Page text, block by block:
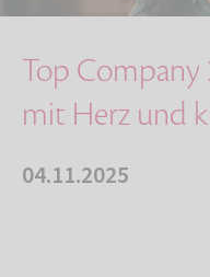
Top Company
mit Herz und
04.11.2025